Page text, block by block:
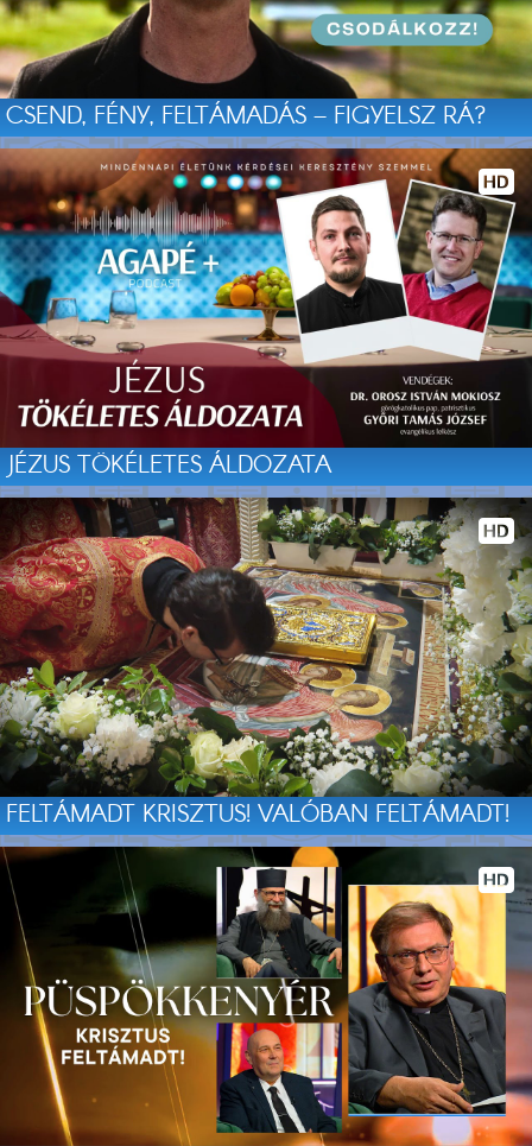
CSEND, FÉNY, FELTÁMADÁS – FIGYELSZ RÁ?
JÉZUS TÖKÉLETES ÁLDOZATA
FELTÁMADT KRISZTUS! VALÓBAN FELTÁMADT!